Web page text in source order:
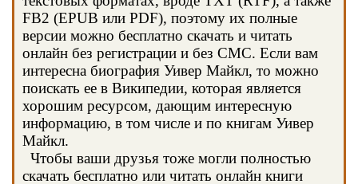
FB2 (EPUB или PDF), поэтому их полные
версии можно бесплатно скачать и читать
онлайн без регистрации и без СМС. Если вам
интересна биография Уивер Майкл, то можно
поискать ее в Википедии, которая является
хорошим ресурсом, дающим интересную
информацию, в том числе и по книгам Уивер
Майкл.
Чтобы ваши друзья тоже могли полностью
скачать бесплатно или читать онлайн книги